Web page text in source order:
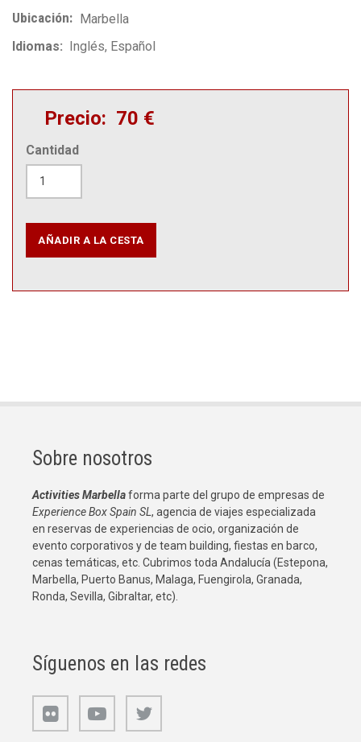
Ubicación
Marbella
Idiomas
Inglés Español
Precio 70 €
Cantidad
Sobre nosotros
Activities Marbellaforma parte del grupo de empresas de
Experience Box Spain SL, agencia de viajes especializada
en reservas de experiencias de ocio, organización de
evento corporativos y de team building, fiestas en barco,
cenas temáticas, etc. Cubrimos toda Andalucía (Estepona,
Marbella, Puerto Banus, Malaga, Fuengirola, Granada,
Ronda, Sevilla, Gibraltar, etc).
Síguenos en las redes